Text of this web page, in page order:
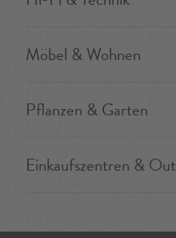
Möbel & Wohnen
Pflanzen & Garten
Einkaufszentren &